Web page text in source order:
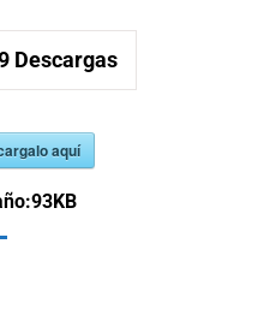
Descargas
aquí
93KB